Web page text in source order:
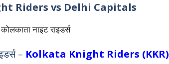
Riders vs Delhi Capitals
नाइट राइडर्स
– Kolkata Knight Riders (KKR)